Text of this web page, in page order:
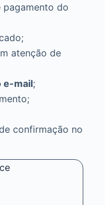
pagamento do
atenção de
e-mail;
confirmação no